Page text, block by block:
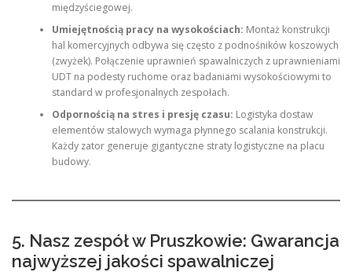
międzyściegowej.
Umiejętnością pracy na wysokościach: Montaż konstrukcji
hal komercyjnych odbywa się często z podnośników koszowych
(zwyżek). Połączenie uprawnień spawalniczych z uprawnieniami
UDT na podesty ruchome oraz badaniami wysokościowymi to
standard w profesjonalnych zespołach.
Odpornością na stres i presję czasu: Logistyka dostaw
elementów stalowych wymaga płynnego scalania konstrukcji.
Każdy zator generuje gigantyczne straty logistyczne na placu
budowy.
5. Nasz zespół w Pruszkowie: Gwarancja
najwyższej jakości spawalniczej